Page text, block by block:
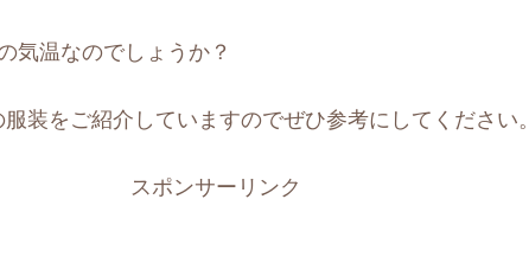
気温なのでしょうか？
装をご紹介していますのでぜひ参考にしてください。
スポンサーリンク